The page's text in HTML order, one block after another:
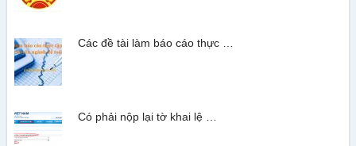
Các đề tài làm báo cáo thực …
Có phải nộp lại tờ khai lệ …